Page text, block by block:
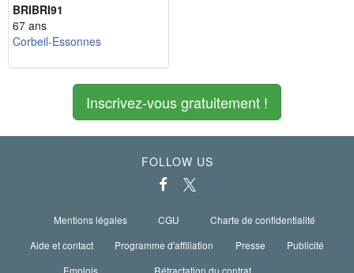
BRIBRI91
67 ans
Corbeil-Essonnes
Inscrivez-vous gratuitement !
FOLLOW US
Mentions légales CGU
Charte de confidentialité
Aide et contact
Programme d'affiliation Presse
Publicité
Emplois
Rétractation du contrat